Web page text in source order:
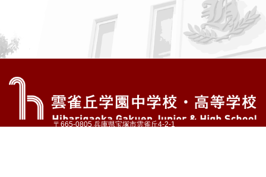
〒665-0805 兵庫県宝塚市雲雀丘4-2-1